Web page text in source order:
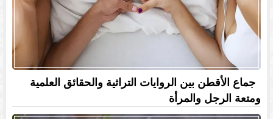
جماع الأقطن بين الروايات التراثية والحقائق العلمية
ومتعة الرجل والمرأة